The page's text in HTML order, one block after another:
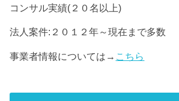
コンサル実績(２０名以上)
法人案件:２０１２年～現在まで多数
事業者情報については→ こちら